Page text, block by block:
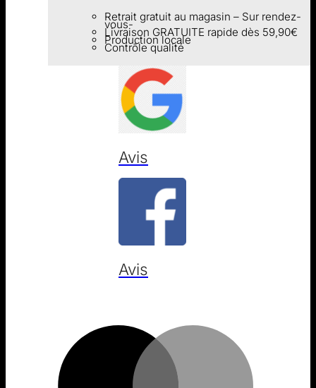
Retrait gratuit au magasin – Sur rendez-
vous-
Livraison GRATUITE rapide dès 59,90€
Production locale
Contrôle qualité
Avis
Avis